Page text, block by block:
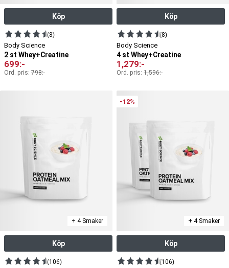
Köp
(8)
Body Science
2 st Whey+Creatine
699:-
Ord. pris: 798:-
Köp
(8)
Body Science
4 st Whey+Creatine
1,279:-
Ord. pris: 1,596:-
+ 4 Smaker
Köp
(106)
-12%
+ 4 Smaker
Köp
(106)